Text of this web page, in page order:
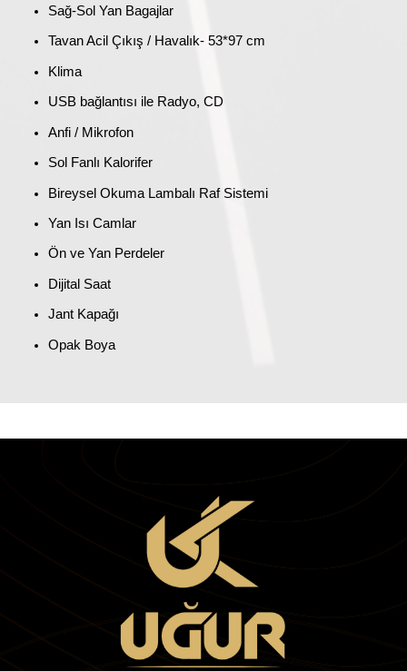
Sağ-Sol Yan Bagajlar
Tavan Acil Çıkış / Havalık- 53*97 cm
Klima
USB bağlantısı ile Radyo, CD
Anfi / Mikrofon
Sol Fanlı Kalorifer
Bireysel Okuma Lambalı Raf Sistemi
Yan Isı Camlar
Ön ve Yan Perdeler
Dijital Saat
Jant Kapağı
Opak Boya